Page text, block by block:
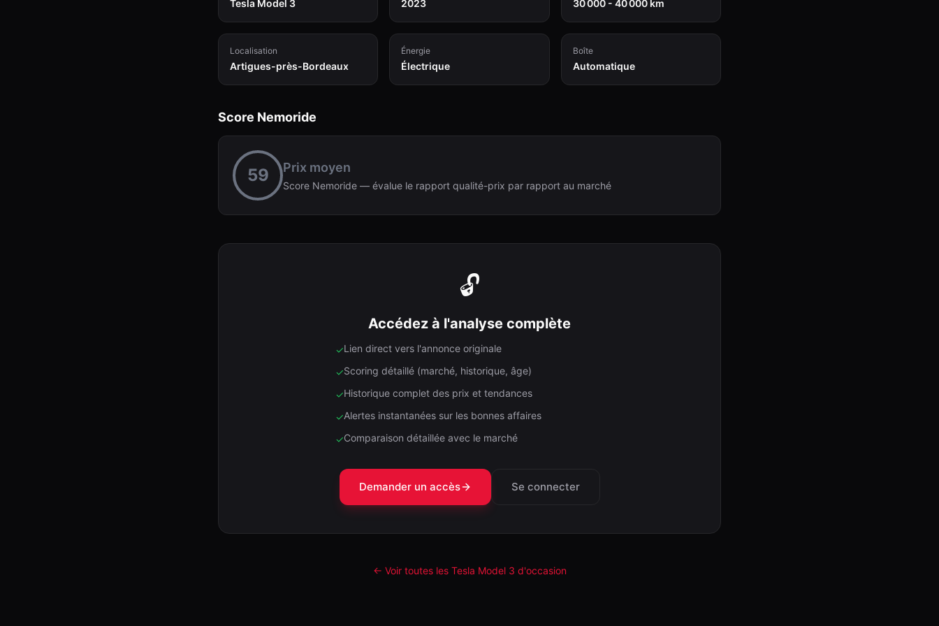
Tesla Model 3 2023 30 000 - 40 000 km
Localisation
Artigues-près-Bordeaux
Énergie
Électrique
Boîte
Automatique
Score Nemoride
59 Prix moyen
Score Nemoride — évalue le rapport qualité-prix par rapport au marché
🔓
Accédez à l'analyse complète
✓Lien direct vers l'annonce originale
✓Scoring détaillé (marché, historique, âge)
✓Historique complet des prix et tendances
✓Alertes instantanées sur les bonnes affaires
✓Comparaison détaillée avec le marché
Demander un accès Se connecter
← Voir toutes les Tesla Model 3 d'occasion